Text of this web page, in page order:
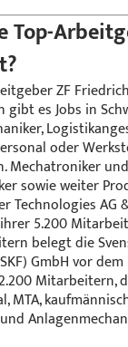
Top-
ZF
gibt es Jobs in
oder
Mechatroniker und
sowie weiter
Technologies AG
5.200
belegt die
GmbH vor
Mitarbeitern,
MTA,